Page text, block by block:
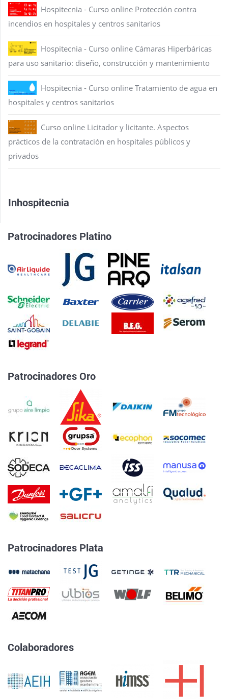
Hospitecnia - Curso online Protección contra
incendios en hospitales y centros sanitarios
Hospitecnia - Curso online Cámaras Hiperbáricas
para uso sanitario: diseño, construcción y mantenimiento
Hospitecnia - Curso online Tratamiento de agua en
hospitales y centros sanitarios
Curso online Licitador y licitante. Aspectos
prácticos de la contratación en hospitales públicos y
privados
Inhospitecnia
Patrocinadores Platino
Patrocinadores Oro
Patrocinadores Plata
Colaboradores